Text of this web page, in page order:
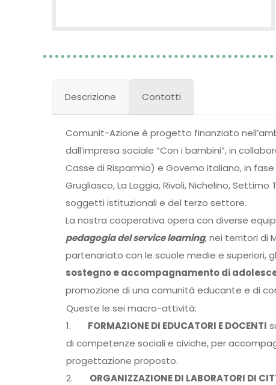
Descrizione Contatti
Comunit-Azione è progetto finanziato
dall’impresa sociale “Con i bambini”, in
Casse di Risparmio) e Governo italiano, in
Grugliasco, La Loggia, Rivoli, Nichelino,
soggetti istituzionali e del terzo settore.
La nostra cooperativa opera con diverse
pedagogia del service learning, nei territori di
partenariato con le scuole medie e superiori,
sostegno e accompagnamento di
promozione di una comunità educante e di
Queste le sei macro-attività:
1. FORMAZIONE DI EDUCATORI E DOCENTI
di competenze sociali e civiche, per
progettazione proposto.
2. ORGANIZZAZIONE DI LABORATORI DI